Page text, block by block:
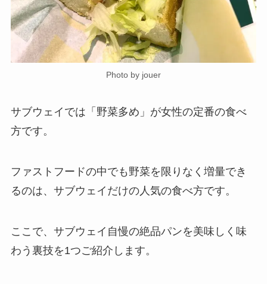
Photo by jouer
サブウェイでは「野菜多め」が女性の定番の食べ
方です。
ファストフードの中でも野菜を限りなく増量でき
るのは、サブウェイだけの人気の食べ方です。
ここで、サブウェイ自慢の絶品パンを美味しく味
わう裏技を1つご紹介します。